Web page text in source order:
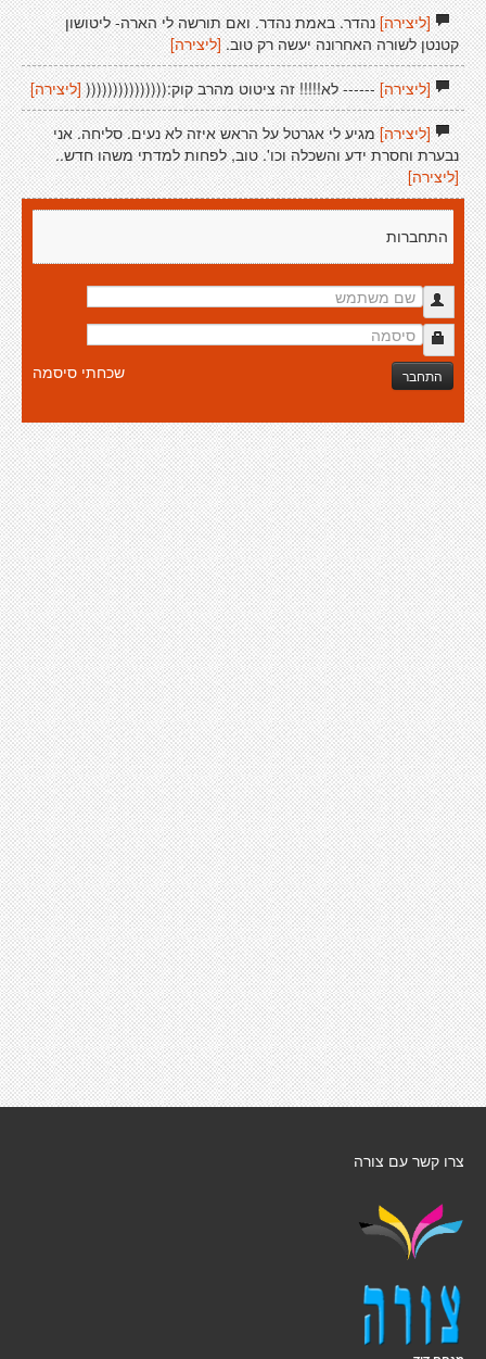
[ליצירה]נהדר. באמת נהדר. ואם תורשה לי הארה- ליטושון
קטנטן לשורה האחרונה יעשה רק טוב. [ליצירה]
[ליצירה]------ לא!!!!! זה ציטוט מהרב קוק:((((((((((((((([ליצירה]
[ליצירה]מגיע לי אגרטל על הראש איזה לא נעים. סליחה. אני
נבערת וחסרת ידע והשכלה וכו'. טוב, לפחות למדתי משהו חדש..
[ליצירה]
התחברות
התחבר שכחתי סיסמה
צרו קשר עם צורה